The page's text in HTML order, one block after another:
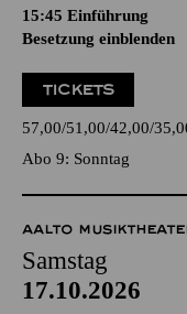
15:45 Einführung
Besetzung einblenden
TICKETS
57,00 51,00 42,00
Abo 9: Sonntag
AALTO
Samstag
17.10.2026